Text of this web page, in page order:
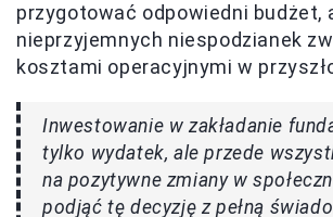
przygotować odpowiedni budżet,
nieprzyjemnych niespodzianek
kosztami operacyjnymi w
Inwestowanie w zakładanie
tylko wydatek, ale przede
na pozytywne zmiany w
podjąć tę decyzję z pełną